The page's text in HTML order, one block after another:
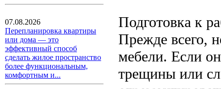
07.08.2026
Перепланировка квартиры
или дома — это
эффективный способ
сделать жилое пространство
более функциональным,
комфортным и...
Подготовка к
Прежде всего,
мебели. Если
трещины или